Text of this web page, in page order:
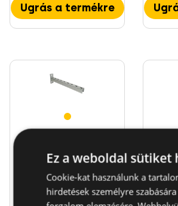
Ugrás a termékre
Acélból készült,
hajlított élekkel,
Ez a weboldal sütiket
Cookie-kat használunk a
hirdetések személyre szabására